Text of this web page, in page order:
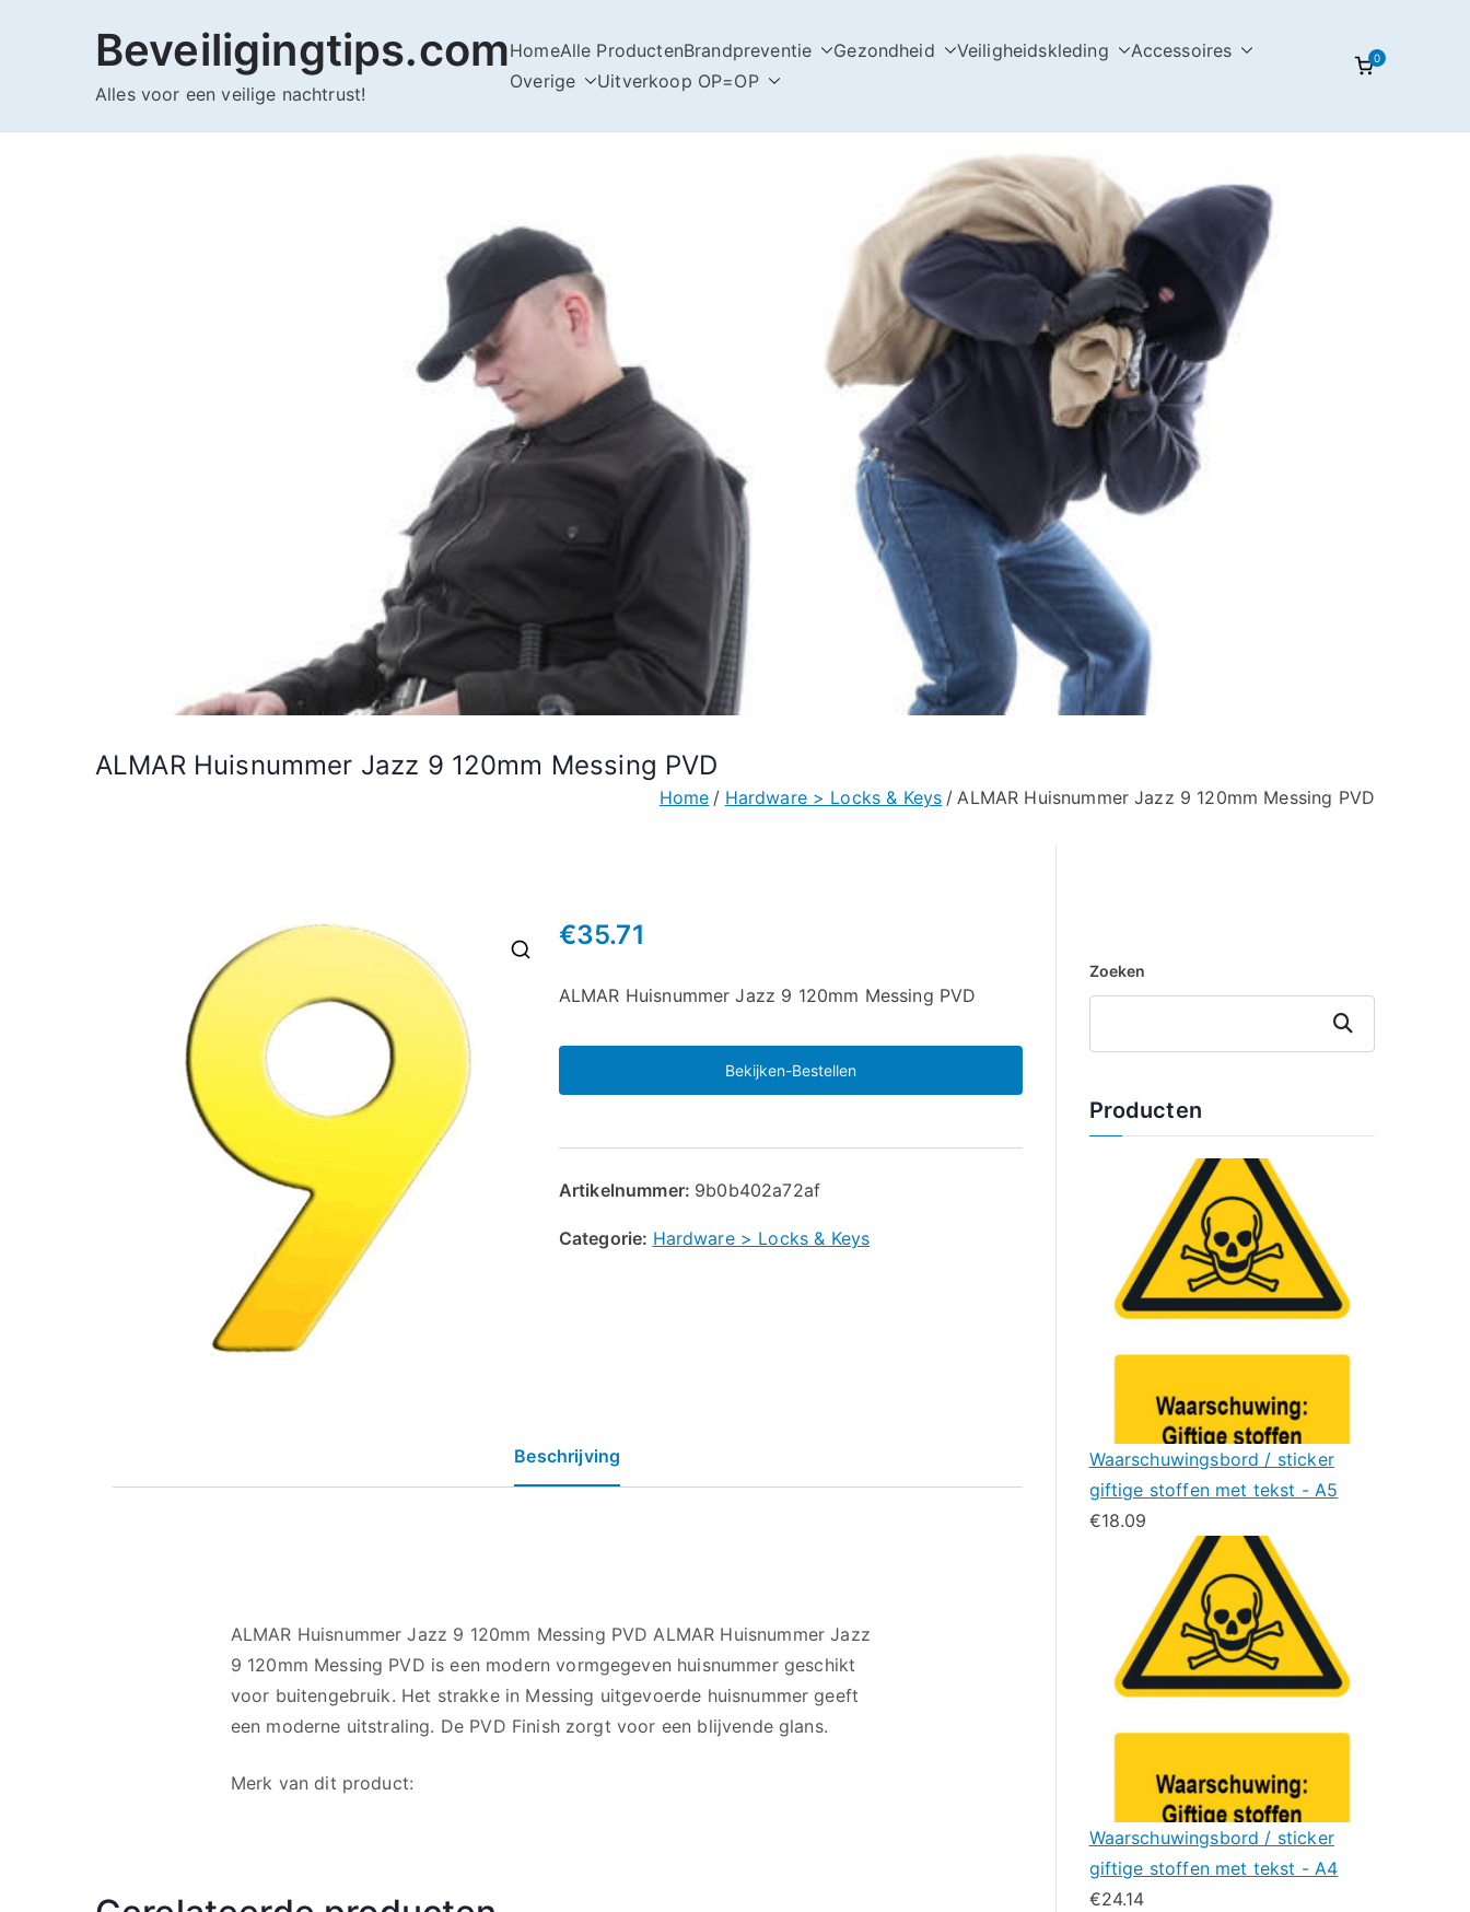
Beveiligingtips.com
Alles voor een veilige nachtrust!
HomeAlle ProductenBrandpreventie Gezondheid Veiligheidskleding
Accessoires
Overige
Uitverkoop OP=OP
0
ALMAR Huisnummer Jazz 9 120mm Messing PVD
Home Hardware > Locks & Keys ALMAR Huisnummer Jazz 9 120mm Messing PVD
€35.71
ALMAR Huisnummer Jazz 9 120mm Messing PVD
Bekijken-Bestellen
Artikelnummer: 9b0b402a72af
Categorie: Hardware > Locks & Keys
Beschrijving
ALMAR Huisnummer Jazz 9 120mm Messing PVD ALMAR Huisnummer Jazz
9 120mm Messing PVD is een modern vormgegeven huisnummer geschikt
voor buitengebruik. Het strakke in Messing uitgevoerde huisnummer geeft
een moderne uitstraling. De PVD Finish zorgt voor een blijvende glans.
Merk van dit product:
Zoeken
Zoeken
Producten
Waarschuwingsbord / sticker
giftige stoffen met tekst - A5
€18.09
Waarschuwingsbord / sticker
giftige stoffen met tekst - A4
€24.14